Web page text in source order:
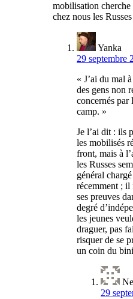
mobilisation
chez nous les
Yanka
29 septembre
« J’ai du mal
des gens non
concernés par
camp. »
Je l’ai dit : ils
les mobilisés
front, mais à
les Russes
général
récemment ; il
ses preuves
degré
les jeunes
draguer, pas
risquer de se
un coin du
29